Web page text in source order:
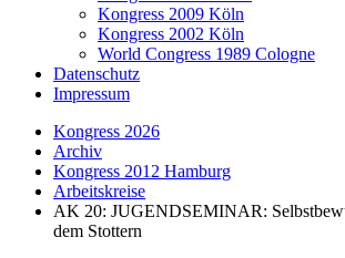
Kongress 2009 Köln
Kongress 2002 Köln
World Congress 1989 Cologne
Datenschutz
Impressum
Kongress 2026
Archiv
Kongress 2012 Hamburg
Arbeitskreise
AK 20: JUGENDSEMINAR:
dem Stottern